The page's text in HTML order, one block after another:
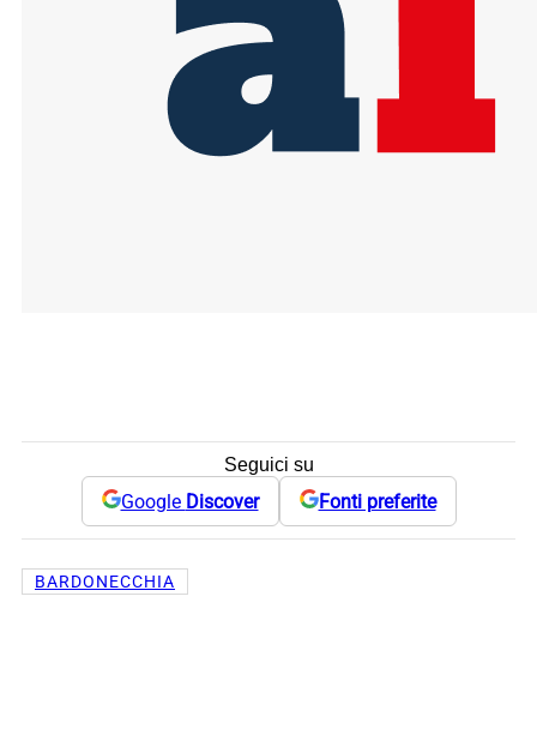
Seguici su
Google Discover Fonti preferite
BARDONECCHIA